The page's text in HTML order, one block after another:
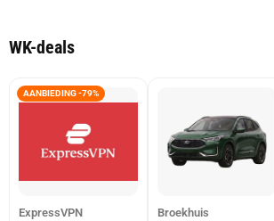
WK-deals
AANBIEDING -79%
ExpressVPN Broekhuis